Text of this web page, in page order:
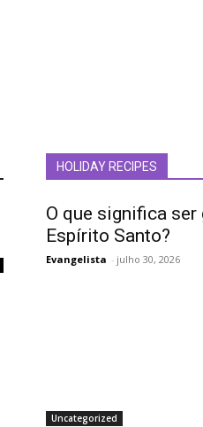
HOLIDAY RECIPES
O que significa ser
Espírito Santo?
Evangelista - julho 30, 2026
Uncategorized